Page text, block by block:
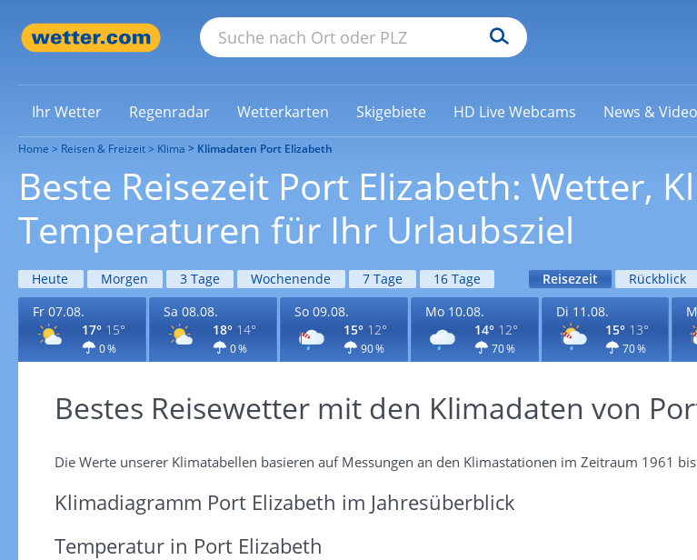
Ihr Wetter Regenradar Wetterkarten Skigebiete HD Live Webcams News &
Home Reisen & Freizeit Klima Klimadaten Port Elizabeth
Beste Reisezeit Port Elizabeth: Wetter,
Temperaturen für Ihr Urlaubsziel
Heute Morgen 3 Tage Wochenende 7 Tage 16 Tage Reisezeit
Rückblick
Fr 07.08.
17° 15°
0 %
Sa 08.08.
18° 14°
0 %
So 09.08.
15° 12°
90 %
Mo 10.08.
14° 12°
70 %
Di 11.08.
15° 13°
70 %
Bestes Reisewetter mit den Klimadaten von
Die Werte unserer Klimatabellen basieren auf Messungen an den Klimastationen im Zeitraum 1961
Klimadiagramm Port Elizabeth im Jahresüberblick
Temperatur in Port Elizabeth